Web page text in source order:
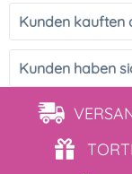
Kunden kauften
Kunden haben